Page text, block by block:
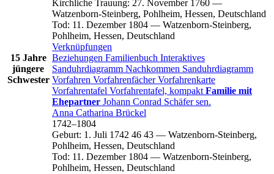
15 Jahre
jüngere
Schwester
Kirchliche Trauung: 27. November 1760 —
Watzenborn-Steinberg, Pohlheim, Hessen, Deutschland
Tod: 11. Dezember 1804 — Watzenborn-Steinberg,
Pohlheim, Hessen, Deutschland
Verknüpfungen
Beziehungen Familienbuch Interaktives
Sanduhrdiagramm Nachkommen Sanduhrdiagramm
Vorfahren VorfahrenfächerVorfahrenkarte
Vorfahrentafel Vorfahrentafel, kompakt Familie mit
Ehepartner Johann Conrad Schäfersen.
Anna Catharina Brückel
1742–1804
Geburt: 1. Juli 1742 46 43 — Watzenborn-Steinberg,
Pohlheim, Hessen, Deutschland
Tod: 11. Dezember 1804 — Watzenborn-Steinberg,
Pohlheim, Hessen, Deutschland